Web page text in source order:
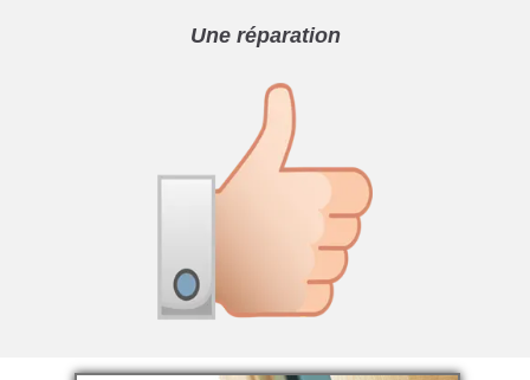
Une réparation